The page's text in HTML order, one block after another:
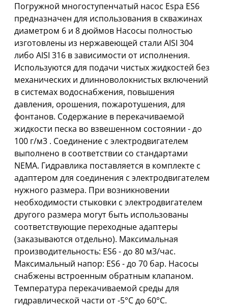
Погружной многоступенчатый насос Espa ES6
предназначен для использования в скважинах
диаметpом 6 и 8 дюймов Насосы полностью
изготовлены из нержавеющей стали AISI 304
либо AISI 316 в зависимости от исполнения.
Используются для подачи чистых жидкостей без
механических и длинноволокнистых включений
в системах водоснабжения, повышения
давления, орошения, пожаротушения, для
фонтанов. Cодержание в перекачиваемой
жидкости песка во взвешенном состоянии - до
100 г/м3 . Соединение с электpодвигателем
выполнено в соответствии со стандартами
NEMА. Гидравлика поставляется в комплекте с
адаптером для соединения с электpодвигателем
нужного размера. При возникновении
необходимости стыковки с электpодвигателем
другого размера могут быть использованы
соответствующие переходные адаптеры
(заказываются отдельно). Максимальная
производительность: ES6 - до 80 м3/час.
Максимальный напор: ES6 - до 70 бар. Насосы
снабжены встpоенным обратным клапаном.
Температура перекачиваемой среды для
гидравлической части от -5°C до 60°C.